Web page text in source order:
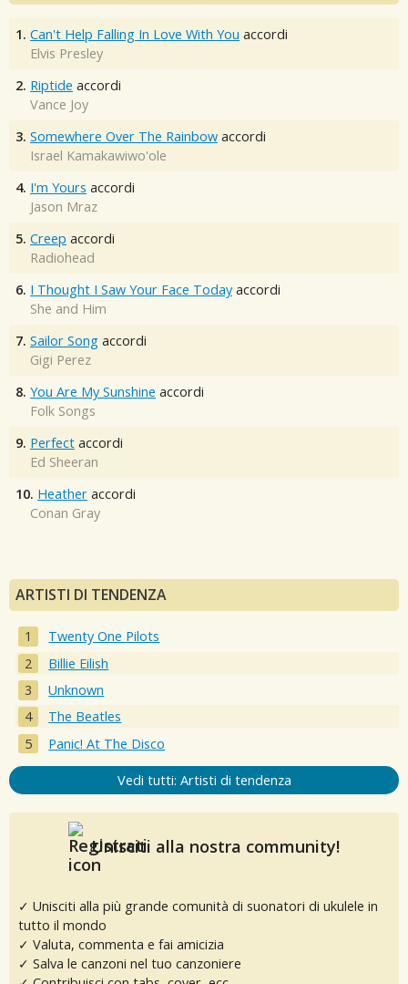
1. Can't Help Falling In Love With You accordi
Elvis Presley
2. Riptide accordi
Vance Joy
3. Somewhere Over The Rainbow accordi
Israel Kamakawiwo'ole
4. I'm Yours accordi
Jason Mraz
5. Creep accordi
Radiohead
6. I Thought I Saw Your Face Today accordi
She and Him
7. Sailor Song accordi
Gigi Perez
8. You Are My Sunshine accordi
Folk Songs
9. Perfect accordi
Ed Sheeran
10. Heather accordi
Conan Gray
ARTISTI DI TENDENZA
Twenty One Pilots
Billie Eilish
Unknown
The Beatles
Panic! At The Disco
Vedi tutti: Artisti di tendenza
Unisciti alla nostra community!
✓ Unisciti alla più grande comunità di suonatori di ukulele in
tutto il mondo
✓ Valuta, commenta e fai amicizia
✓ Salva le canzoni nel tuo canzoniere